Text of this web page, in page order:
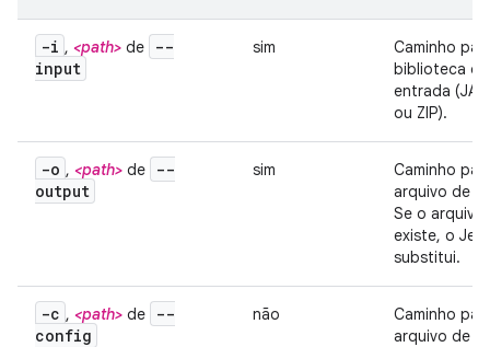
-i , <path> de
--
input
sim
Caminho
biblioteca de
entrada
ou ZIP).
-o , <path> de
--
output
sim
Caminho
arquivo de
Se o arquivo
existe, o
substitui.
-c , <path> de
--
config
não
Caminho
arquivo de